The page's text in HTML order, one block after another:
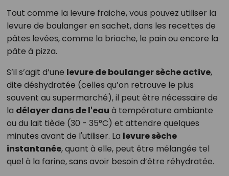
Tout comme la levure fraiche, vous pouvez utiliser la
levure de boulanger en sachet, dans les recettes de
pâtes levées, comme la brioche, le pain ou encore la
pâte à pizza.
S’il s’agit d’une levure de boulanger sèche active,
dite déshydratée (celles qu’on retrouve le plus
souvent au supermarché), il peut être nécessaire de
la délayer dans de l'eau à température ambiante
ou du lait tiède (30 - 35°C) et attendre quelques
minutes avant de l'utiliser. La levure sèche
instantanée, quant à elle, peut être mélangée tel
quel à la farine, sans avoir besoin d’être réhydratée.